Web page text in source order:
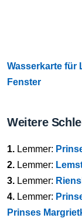
Wasserkarte für
Fenster
Weitere
1. Lemmer:
2. Lemmer:
3. Lemmer:
4. Lemmer:
Prinses